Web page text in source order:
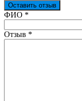
Оставить отзыв
Ваш отзыв был
ФИО *
Отзыв *